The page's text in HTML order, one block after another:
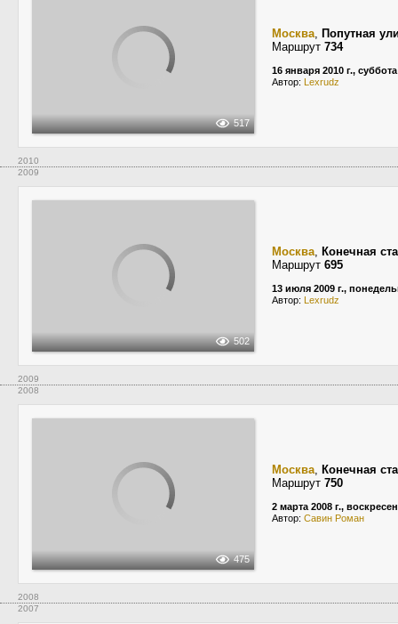
517
Москва, Попутная
Маршрут 734
16 января 2010 г., суббота
Автор: Lexrudz
2010
2009
502
Москва, Конечная
Маршрут 695
13 июля 2009 г.,
Автор: Lexrudz
2009
2008
475
Москва, Конечная
Маршрут 750
2 марта 2008 г.,
Автор: Савин Роман
2008
2007